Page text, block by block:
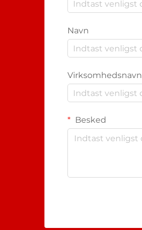
Navn
Virksomhedsnavn
Besked